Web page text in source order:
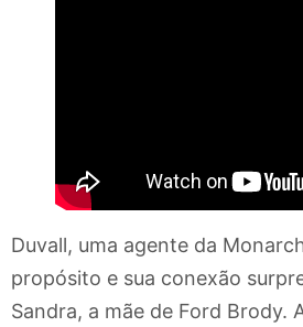
Duvall, uma agente da
propósito e sua conexão
Sandra, a mãe de Ford Brody.